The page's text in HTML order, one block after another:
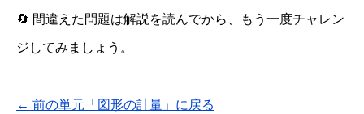
🔄 間違えた問題は解説を読んでから、もう一度チャレン
ジしてみましょう。
← 前の単元「図形の計量」に戻る